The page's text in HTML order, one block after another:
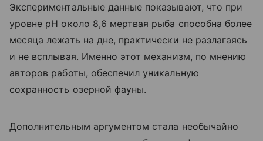
Экспериментальные данные показывают, что при
уровне pH около 8,6 мертвая рыба способна более
месяца лежать на дне, практически не разлагаясь
и не всплывая. Именно этот механизм, по мнению
авторов работы, обеспечил уникальную
сохранность озерной фауны.
Дополнительным аргументом стала необычайно